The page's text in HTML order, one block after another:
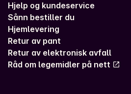
Hjelp og kundeservice
Sånn bestiller du
Hjemlevering
Retur av pant
Retur av elektronisk avfall
Råd om legemidler på nett